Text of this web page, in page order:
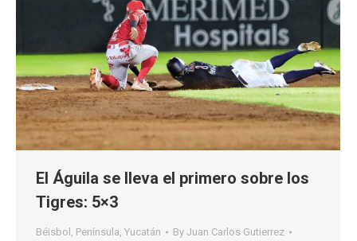
El Águila se lleva el primero sobre los
Tigres: 5×3
Béisbol , Península, Yucatán By Juan Carlos Gutierrez